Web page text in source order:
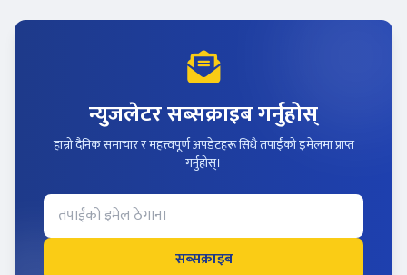
न्युजलेटर सब्सक्राइब गर्नुहोस्
हाम्रो दैनिक समाचार र महत्त्वपूर्ण अपडेटहरू सिधै तपाईंको इमेलमा प्राप्त
गर्नुहोस्।
सब्सक्राइब